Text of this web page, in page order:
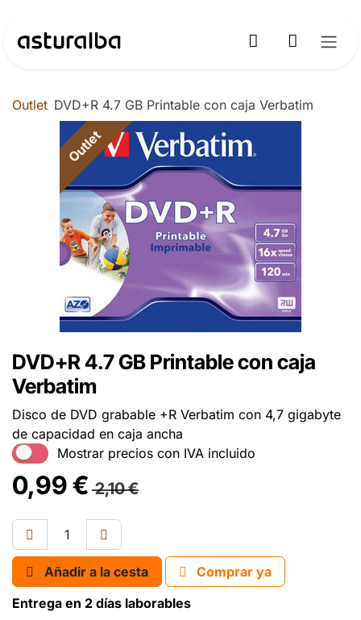
Outlet DVD+R 4.7 GB Printable con caja Verbatim
Outlet
DVD+R 4.7 GB Printable con caja
Verbatim
Disco de DVD grabable +R Verbatim con 4,7 gigabyte
de capacidad en caja ancha
Mostrar precios con IVA incluido
0,99€ 2,10€
Añadir a la cesta
Comprar ya
Entrega en 2 días laborables